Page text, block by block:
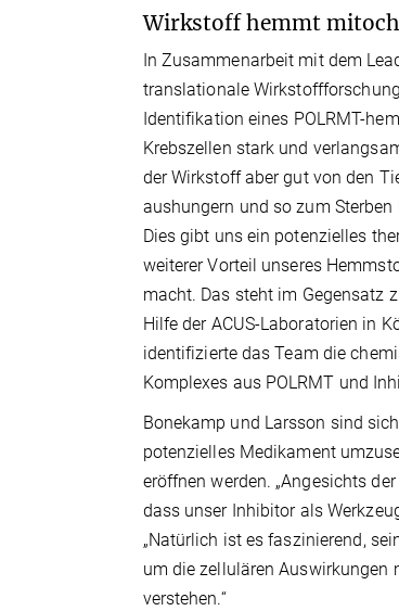
Wirkstoff hemmt
In Zusammenarbeit mit dem
translationale
Identifikation eines POLRMT-
Krebszellen stark und
der Wirkstoff aber gut von den
aushungern und so zum
Dies gibt uns ein potenzielles
weiterer Vorteil unseres
macht. Das steht im Gegensatz
Hilfe der ACUS-Laboratorien in
identifizierte das Team die
Komplexes aus POLRMT und
Bonekamp und Larsson sind
potenzielles Medikament
eröffnen werden. „Angesichts
dass unser Inhibitor als
„Natürlich ist es faszinierend,
um die zellulären
verstehen.“